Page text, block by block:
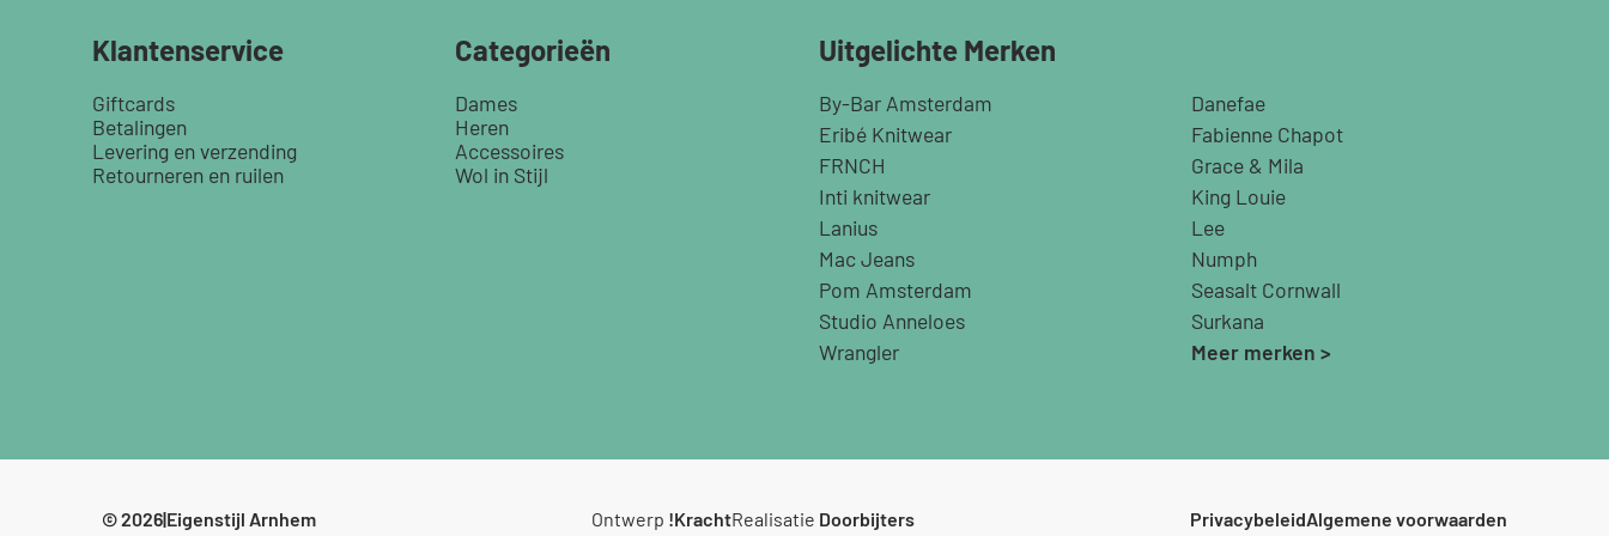
Klantenservice
Giftcards
Betalingen
Levering en verzending
Retourneren en ruilen
Categorieën
Dames
Heren
Accessoires
Wol in Stijl
Uitgelichte Merken
By-Bar Amsterdam
Danefae
Eribé Knitwear
Fabienne Chapot
FRNCH
Grace & Mila
Inti knitwear
King Louie
Lanius
Lee
Mac Jeans
Numph
Pom Amsterdam
Seasalt Cornwall
Studio Anneloes
Surkana
Wrangler
Meer merken >
© 2026|Eigenstijl Arnhem Ontwerp !KrachtRealisatie Doorbijters PrivacybeleidAlgemene voorwaarden